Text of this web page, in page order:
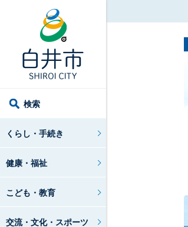
検索
くらし・手続き
健康・福祉
こども・教育
交流・文化・スポーツ